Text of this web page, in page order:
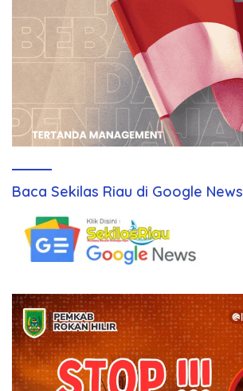
Baca Sekilas Riau di Google News